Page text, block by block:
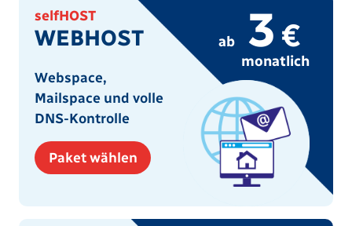
selfHOST
WEBHOST
Webspace,
Mailspace und volle
DNS-Kontrolle
Paket wählen
ab 3 €
monatlich